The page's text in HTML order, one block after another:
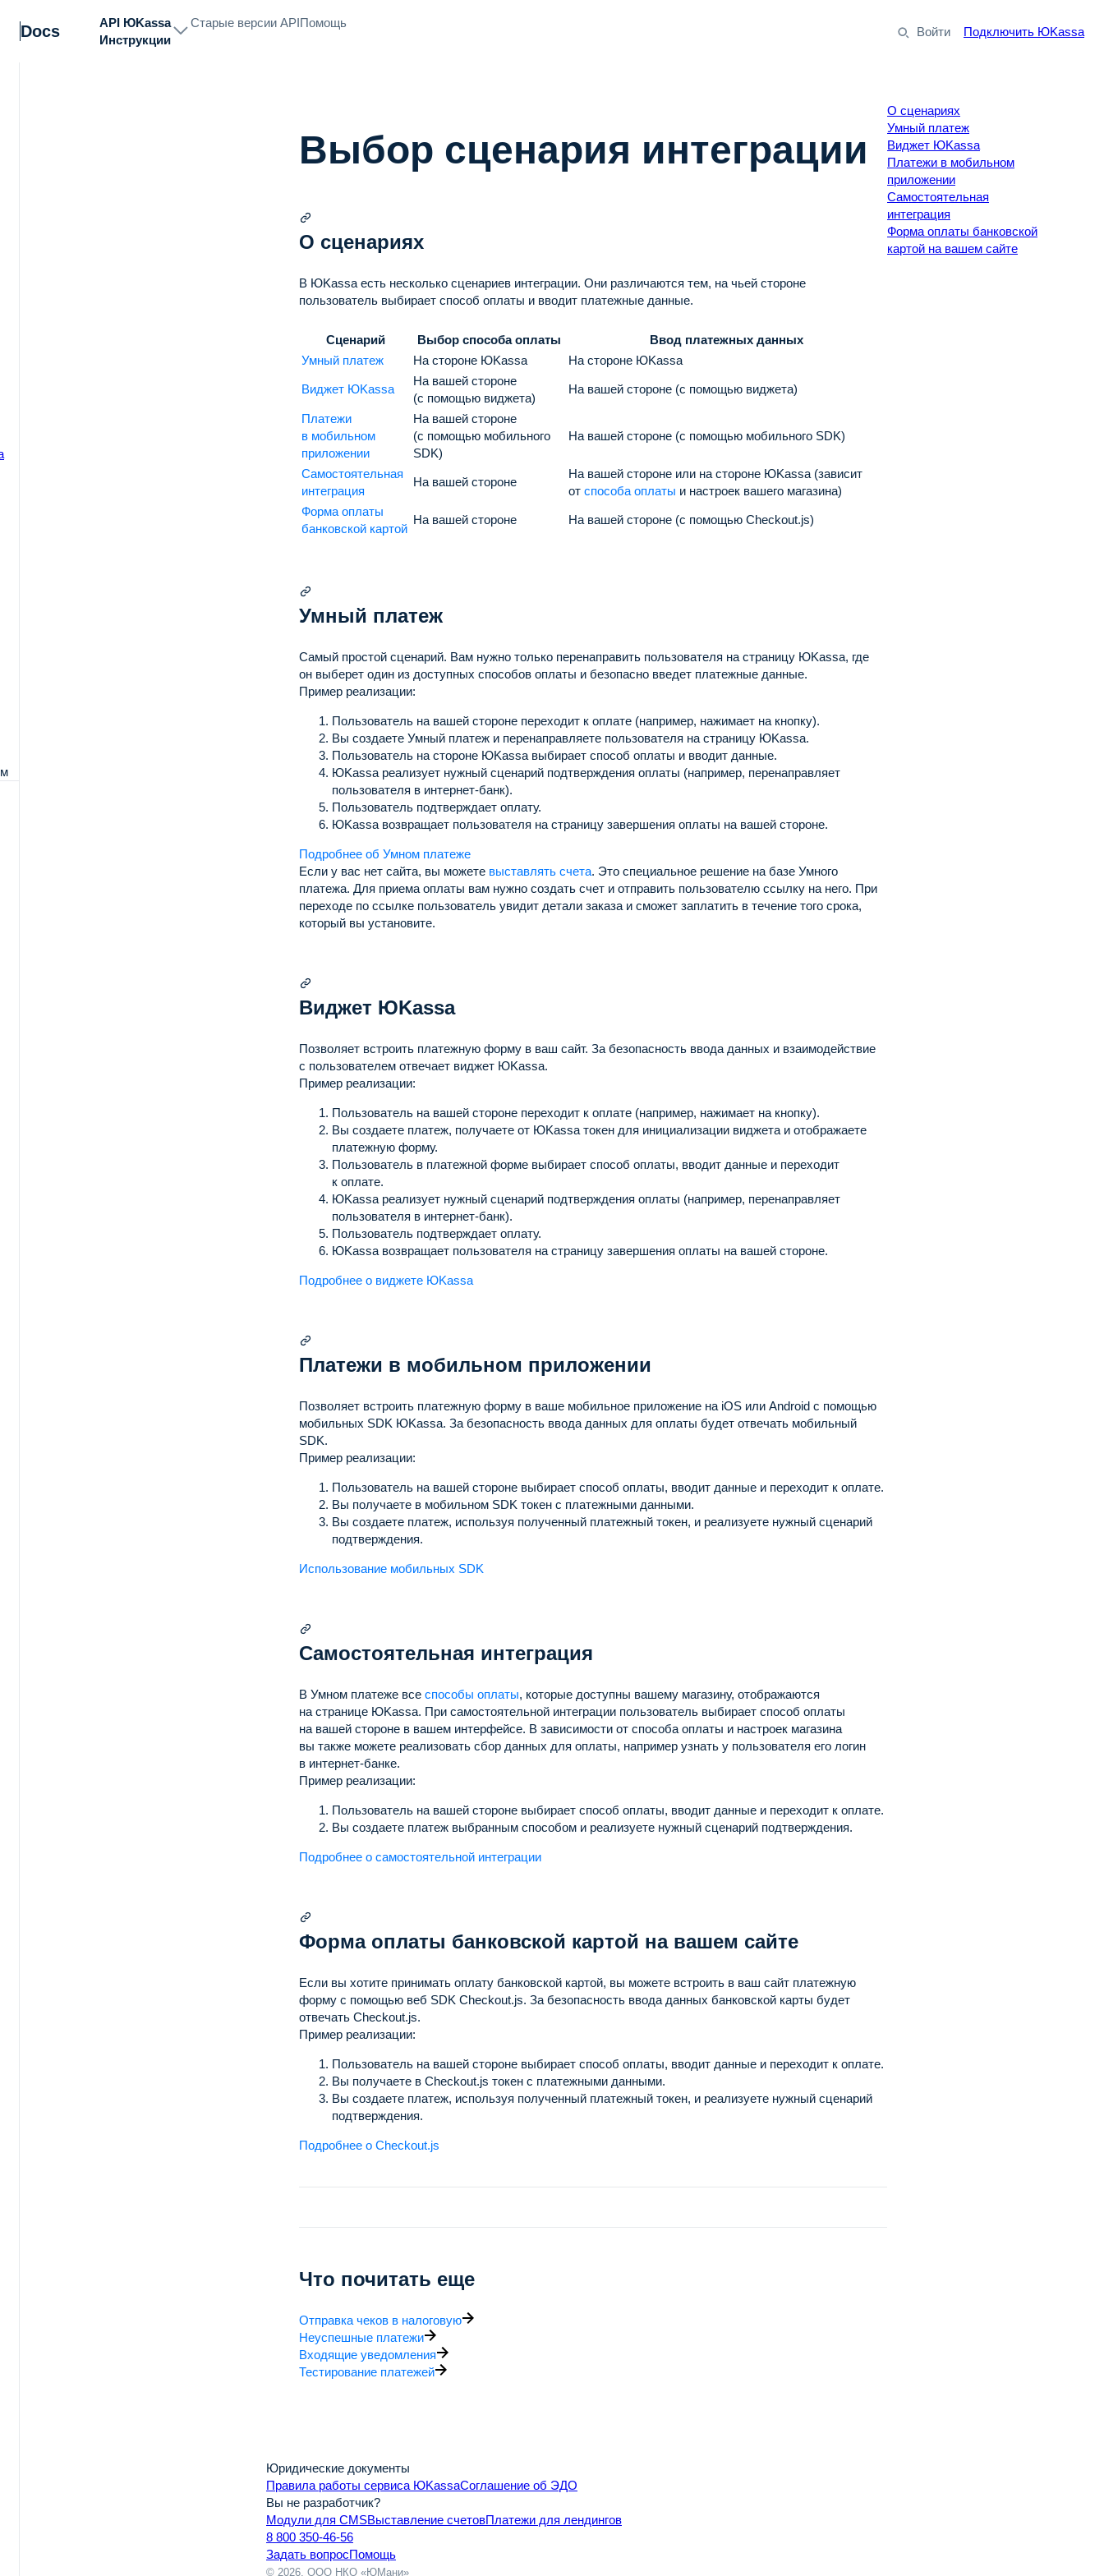
Docs
API ЮKassa
Инструкции
Старые версии APIПомощь
Войти Подключить ЮKassa
Выбор сценария интеграции
О сценариях
В ЮKassa есть несколько сценариев интеграции. Они различаются тем, на чьей стороне
пользователь выбирает способ оплаты и вводит платежные данные.
Сценарий Выбор способа оплаты
Ввод платежных данных
Умный платеж
На стороне ЮKassa На стороне ЮKassa
Виджет ЮKassa
На вашей стороне
(с помощью виджета)
На вашей стороне (с помощью виджета)
Платежи
в мобильном
приложении
На вашей стороне
(с помощью мобильного
SDK)
На вашей стороне (с помощью мобильного SDK)
Самостоятельная
интеграция
На вашей стороне
На вашей стороне или на стороне ЮKassa (зависит
от способа оплаты и настроек вашего магазина)
Форма оплаты
банковской картой
На вашей стороне На вашей стороне (с помощью Checkout.js)
Умный платеж
Самый простой сценарий. Вам нужно только перенаправить пользователя на страницу ЮKassa, где
он выберет один из доступных способов оплаты и безопасно введет платежные данные.
Пример реализации:
Пользователь на вашей стороне переходит к оплате (например, нажимает на кнопку).
Вы создаете Умный платеж и перенаправляете пользователя на страницу ЮKassa.
Пользователь на стороне ЮKassa выбирает способ оплаты и вводит данные.
ЮKassa реализует нужный сценарий подтверждения оплаты (например, перенаправляет
пользователя в интернет-банк).
Пользователь подтверждает оплату.
ЮKassa возвращает пользователя на страницу завершения оплаты на вашей стороне.
Подробнее об Умном платеже
Если у вас нет сайта, вы можете выставлять счета. Это специальное решение на базе Умного
платежа. Для приема оплаты вам нужно создать счет и отправить пользователю ссылку на него. При
переходе по ссылке пользователь увидит детали заказа и сможет заплатить в течение того срока,
который вы установите.
Виджет ЮKassa
Позволяет встроить платежную форму в ваш сайт. За безопасность ввода данных и взаимодействие
с пользователем отвечает виджет ЮKassa.
Пример реализации:
Пользователь на вашей стороне переходит к оплате (например, нажимает на кнопку).
Вы создаете платеж, получаете от ЮKassa токен для инициализации виджета и отображаете
платежную форму.
Пользователь в платежной форме выбирает способ оплаты, вводит данные и переходит
к оплате.
ЮKassa реализует нужный сценарий подтверждения оплаты (например, перенаправляет
пользователя в интернет-банк).
Пользователь подтверждает оплату.
ЮKassa возвращает пользователя на страницу завершения оплаты на вашей стороне.
Подробнее о виджете ЮKassa
Платежи в мобильном приложении
Позволяет встроить платежную форму в ваше мобильное приложение на iOS или Android с помощью
мобильных SDK ЮKassa. За безопасность ввода данных для оплаты будет отвечать мобильный
SDK.
Пример реализации:
Пользователь на вашей стороне выбирает способ оплаты, вводит данные и переходит к оплате.
Вы получаете в мобильном SDK токен с платежными данными.
Вы создаете платеж, используя полученный платежный токен, и реализуете нужный сценарий
подтверждения.
Использование мобильных SDK
Самостоятельная интеграция
В Умном платеже все способы оплаты, которые доступны вашему магазину, отображаются
на странице ЮKassa. При самостоятельной интеграции пользователь выбирает способ оплаты
на вашей стороне в вашем интерфейсе. В зависимости от способа оплаты и настроек магазина
вы также можете реализовать сбор данных для оплаты, например узнать у пользователя его логин
в интернет-банке.
Пример реализации:
Пользователь на вашей стороне выбирает способ оплаты, вводит данные и переходит к оплате.
Вы создаете платеж выбранным способом и реализуете нужный сценарий подтверждения.
Подробнее о самостоятельной интеграции
Форма оплаты банковской картой на вашем сайте
Если вы хотите принимать оплату банковской картой, вы можете встроить в ваш сайт платежную
форму с помощью веб SDK Checkout.js. За безопасность ввода данных банковской карты будет
отвечать Checkout.js.
Пример реализации:
Пользователь на вашей стороне выбирает способ оплаты, вводит данные и переходит к оплате.
Вы получаете в Checkout.js токен с платежными данными.
Вы создаете платеж, используя полученный платежный токен, и реализуете нужный сценарий
подтверждения.
Подробнее о Checkout.js
Что почитать еще
Отправка чеков в налоговую
Неуспешные платежи
Входящие уведомления
Тестирование платежей
О сценариях
Умный платеж
Виджет ЮKassa
Платежи в мобильном
приложении
Самостоятельная
интеграция
Форма оплаты банковской
картой на вашем сайте
Юридические документы
Правила работы сервиса ЮKassaСоглашение об ЭДО
Вы не разработчик?
Модули для CMSВыставление счетовПлатежи для лендингов
8 800 350-46-56
Задать вопросПомощь
© 2026, ООО НКО «ЮМани»